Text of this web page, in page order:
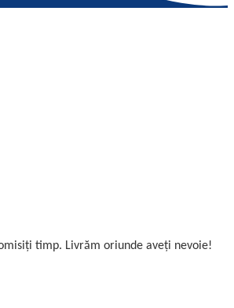
timp. Livrăm oriunde aveți nevoie!